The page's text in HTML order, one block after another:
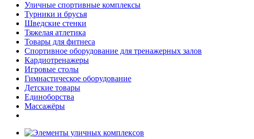
Уличные спортивные комплексы
Турники и брусья
Шведские стенки
Тяжелая атлетика
Товары для фитнеса
Спортивное оборудование для тренажерных залов
Кардиотренажеры
Игровые столы
Гимнастическое оборудование
Детские товары
Единоборства
Массажёры